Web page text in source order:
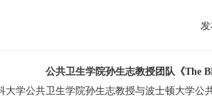
公共卫生学院孙生志教授团队《The
大学公共卫生学院孙生志教授与波士顿大学公